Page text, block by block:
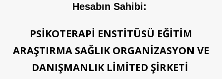
Hesabın Sahibi:
PSİKOTERAPİ ENSTİTÜSÜ EĞİTİM
ARAŞTIRMA SAĞLIK ORGANİZASYON VE
DANIŞMANLIK LİMİTED ŞİRKETİ